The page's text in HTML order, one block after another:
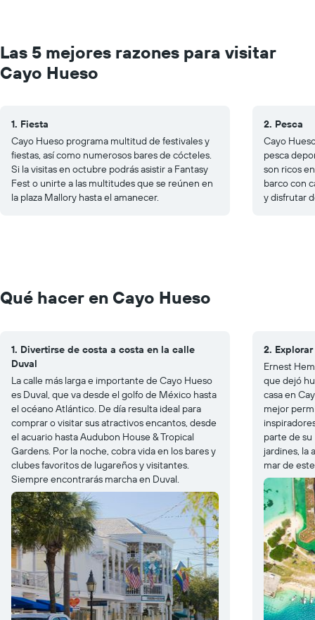
Las 5 mejores razones para visitar
Cayo Hueso
1. Fiesta
Cayo Hueso programa multitud de festivales y
fiestas, así como numerosos bares de cócteles.
Si la visitas en octubre podrás asistir a Fantasy
Fest o unirte a las multitudes que se reúnen en
la plaza Mallory hasta el amanecer.
2. Pesca
Cayo
pesca
son ricos
barco con
y disfrutar
Qué hacer en Cayo Hueso
1. Divertirse de costa a costa en la calle
Duval
La calle más larga e importante de Cayo Hueso
es Duval, que va desde el golfo de México hasta
el océano Atlántico. De día resulta ideal para
comprar o visitar sus atractivos encantos, desde
el acuario hasta Audubon House & Tropical
Gardens. Por la noche, cobra vida en los bares y
clubes favoritos de lugareños y visitantes.
Siempre encontrarás marcha en Duval.
2.
Ernest
que dejó
casa en
mejor
parte de
jardines, la
mar de